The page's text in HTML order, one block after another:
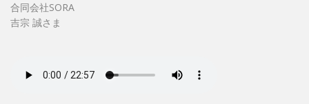
合同会社SORA
吉宗 誠さま